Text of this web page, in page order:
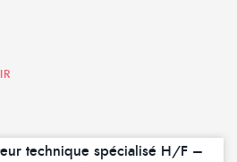
technique spécialisé H/F –